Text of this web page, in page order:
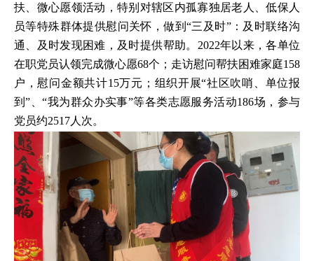
扶、微心愿领活动，特别对辖区内孤寡独居老人、低保人
员等特殊群体提供慰问关怀，做到“三及时”：及时联络沟
通、及时发现困难，及时提供帮助。2022年以来，各单位
在职党员认领完成微心愿68个；走访慰问帮扶困难家庭158
户，慰问金额共计15万元；组织开展“社区吹哨、单位报
到”、“我为群众办实事”等各类志愿服务活动186场，参与
党员约2517人次。